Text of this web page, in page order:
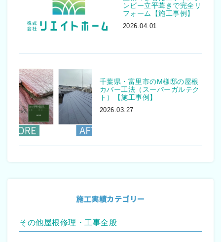
ンビー立平葺きで完全リ
フォーム【施工事例】
2026.04.01
千葉県・富里市のM様邸の屋根
カバー工法（スーパーガルテク
ト）【施工事例】
2026.03.27
施工実績カテゴリー
その他屋根修理・工事全般